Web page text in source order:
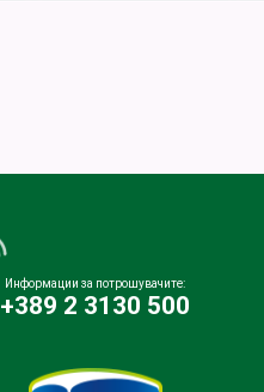
Информации за потрошувачите:
+389 2 3130 500